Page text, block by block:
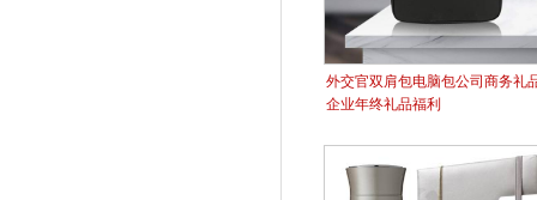
外交官双肩包电脑包公司商务礼
企业年终礼品福利